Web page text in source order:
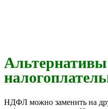
Альтернативы
НДФЛ можно заменить на